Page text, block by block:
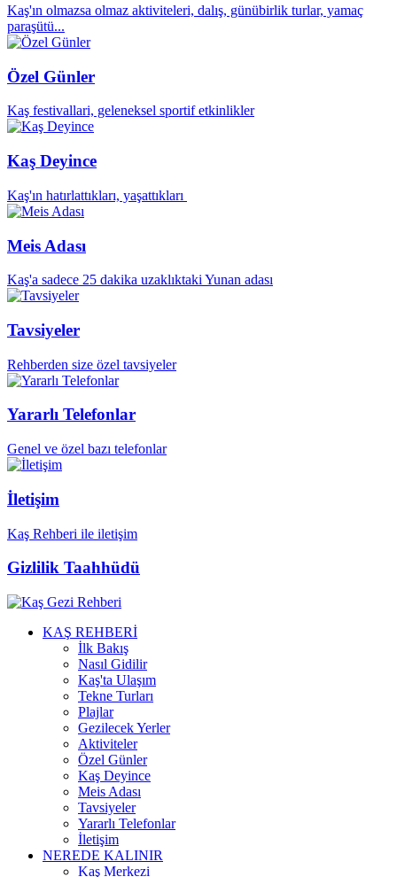
Kaş'ın olmazsa olmaz aktiviteleri, dalış, günübirlik turlar, yamaç
paraşütü...
Özel Günler
Kaş festivallari, geleneksel sportif etkinlikler
Kaş Deyince
Kaş'ın hatırlattıkları, yaşattıkları
Meis Adası
Kaş'a sadece 25 dakika uzaklıktaki Yunan adası
Tavsiyeler
Rehberden size özel tavsiyeler
Yararlı Telefonlar
Genel ve özel bazı telefonlar
İletişim
Kaş Rehberi ile iletişim
Gizlilik Taahhüdü
KAŞ REHBERİ
İlk Bakış
Nasıl Gidilir
Kaş'ta Ulaşım
Tekne Turları
Plajlar
Gezilecek Yerler
Aktiviteler
Özel Günler
Kaş Deyince
Meis Adası
Tavsiyeler
Yararlı Telefonlar
İletişim
NEREDE KALINIR
Kaş Merkezi